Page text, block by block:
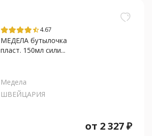
star_half4.67
МЕДЕЛА бутылочка
пласт. 150мл сили...
Медела
ШВЕЙЦАРИЯ
от 2 327₽